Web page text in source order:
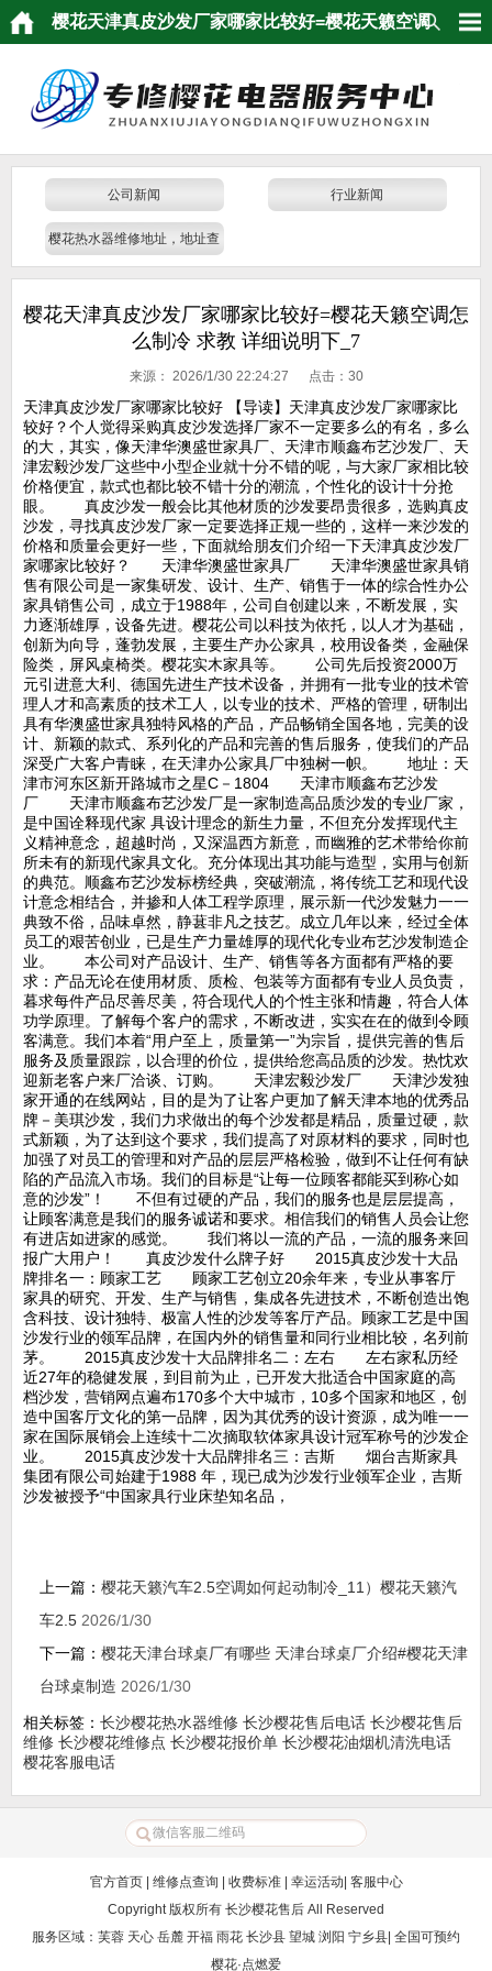
樱花天津真皮沙发厂家哪家比较好=樱花天籁空调
公司新闻 行业新闻
樱花热水器维修地址，地址查
樱花天津真皮沙发厂家哪家比较好=樱花天籁空调怎
么制冷 求教 详细说明下_7
来源： 2026/1/30 22:24:27 点击： 30
天津真皮沙发厂家哪家比较好 【导读】天津真皮沙发厂家哪家比
较好？个人觉得采购真皮沙发选择厂家不一定要多么的有名，多么
的大，其实，像天津华澳盛世家具厂、天津市顺鑫布艺沙发厂、天
津宏毅沙发厂这些中小型企业就十分不错的呢，与大家厂家相比较
价格便宜，款式也都比较不错十分的潮流，个性化的设计十分抢
眼。 真皮沙发一般会比其他材质的沙发要昂贵很多，选购真皮
沙发，寻找真皮沙发厂家一定要选择正规一些的，这样一来沙发的
价格和质量会更好一些，下面就给朋友们介绍一下天津真皮沙发厂
家哪家比较好？ 天津华澳盛世家具厂 天津华澳盛世家具销
售有限公司是一家集研发、设计、生产、销售于一体的综合性办公
家具销售公司，成立于1988年，公司自创建以来，不断发展，实
力逐渐雄厚，设备先进。樱花公司以科技为依托，以人才为基础，
创新为向导，蓬勃发展，主要生产办公家具，校用设备类，金融保
险类，屏风桌椅类。樱花实木家具等。 公司先后投资2000万
元引进意大利、德国先进生产技术设备，并拥有一批专业的技术管
理人才和高素质的技术工人，以专业的技术、严格的管理，研制出
具有华澳盛世家具独特风格的产品，产品畅销全国各地，完美的设
计、新颖的款式、系列化的产品和完善的售后服务，使我们的产品
深受广大客户青睐，在天津办公家具厂中独树一帜。 地址：天
津市河东区新开路城市之星C－1804 天津市顺鑫布艺沙发
厂 天津市顺鑫布艺沙发厂是一家制造高品质沙发的专业厂家，
是中国诠释现代家 具设计理念的新生力量，不但充分发挥现代主
义精神意念，超越时尚，又深温西方新意，而幽雅的艺术带给你前
所未有的新现代家具文化。充分体现出其功能与造型，实用与创新
的典范。顺鑫布艺沙发标榜经典，突破潮流，将传统工艺和现代设
计意念相结合，并掺和人体工程学原理，展示新一代沙发魅力一一
典致不俗，品味卓然，静葚非凡之技艺。成立几年以来，经过全体
员工的艰苦创业，已是生产力量雄厚的现代化专业布艺沙发制造企
业。 本公司对产品设计、生产、销售等各方面都有严格的要
求：产品无论在使用材质、质检、包装等方面都有专业人员负责，
暮求每件产品尽善尽美，符合现代人的个性主张和情趣，符合人体
功学原理。了解每个客户的需求，不断改进，实实在在的做到令顾
客满意。我们本着“用户至上，质量第一”为宗旨，提供完善的售后
服务及质量跟踪，以合理的价位，提供给您高品质的沙发。热忱欢
迎新老客户来厂洽谈、订购。 天津宏毅沙发厂 天津沙发独
家开通的在线网站，目的是为了让客户更加了解天津本地的优秀品
牌－美琪沙发，我们力求做出的每个沙发都是精品，质量过硬，款
式新颖，为了达到这个要求，我们提高了对原材料的要求，同时也
加强了对员工的管理和对产品的层层严格检验，做到不让任何有缺
陷的产品流入市场。我们的目标是“让每一位顾客都能买到称心如
意的沙发”！ 不但有过硬的产品，我们的服务也是层层提高，
让顾客满意是我们的服务诚诺和要求。相信我们的销售人员会让您
有进店如进家的感觉。 我们将以一流的产品，一流的服务来回
报广大用户！ 真皮沙发什么牌子好 2015真皮沙发十大品
牌排名一：顾家工艺 顾家工艺创立20余年来，专业从事客厅
家具的研究、开发、生产与销售，集成各先进技术，不断创造出饱
含科技、设计独特、极富人性的沙发等客厅产品。顾家工艺是中国
沙发行业的领军品牌，在国内外的销售量和同行业相比较，名列前
茅。 2015真皮沙发十大品牌排名二：左右 左右家私历经
近27年的稳健发展，到目前为止，已开发大批适合中国家庭的高
档沙发，营销网点遍布170多个大中城市，10多个国家和地区，创
造中国客厅文化的第一品牌，因为其优秀的设计资源，成为唯一一
家在国际展销会上连续十二次摘取软体家具设计冠军称号的沙发企
业。 2015真皮沙发十大品牌排名三：吉斯 烟台吉斯家具
集团有限公司始建于1988 年，现已成为沙发行业领军企业，吉斯
沙发被授予“中国家具行业床垫知名品，
上一篇： 樱花天籁汽车2.5空调如何起动制冷_11）樱花天籁汽
车2.5 2026/1/30
下一篇： 樱花天津台球桌厂有哪些 天津台球桌厂介绍#樱花天津
台球桌制造 2026/1/30
相关标签： 长沙樱花热水器维修 长沙樱花售后电话 长沙樱花售后
维修 长沙樱花维修点 长沙樱花报价单 长沙樱花油烟机清洗电话
樱花客服电话
官方首页| 维修点查询 收费标准| 幸运活动 客服中心
Copyright 版权所有 长沙樱花售后 All Reserved
服务区域：芙蓉 天心 岳麓 开福 雨花 长沙县 望城 浏阳 宁乡县| 全国可预约
樱花·点燃爱